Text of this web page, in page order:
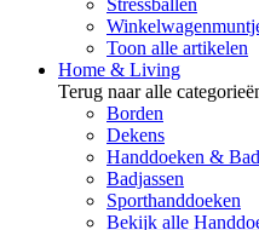
Stressballen
Toon alle artikelen
Home & Living
Terug naar alle
Borden
Dekens
Handdoeken &
Badjassen
Sporthanddoeken
Bekijk alle